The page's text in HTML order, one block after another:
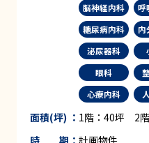
脳神経内科
呼
糖尿病内科
内
泌尿器科
眼科
心療内科
面積(坪) ： 1階：40坪 2
時 期： 計画物件